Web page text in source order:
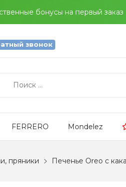
бонусы на первый заказ
звонок
FERRERO Mondelez
пряники Печенье Oreo с